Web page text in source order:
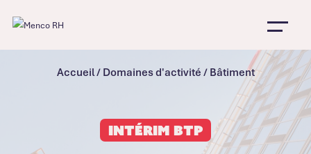
Accueil/ Domaines d'activité / Bâtiment
Intérim BTP